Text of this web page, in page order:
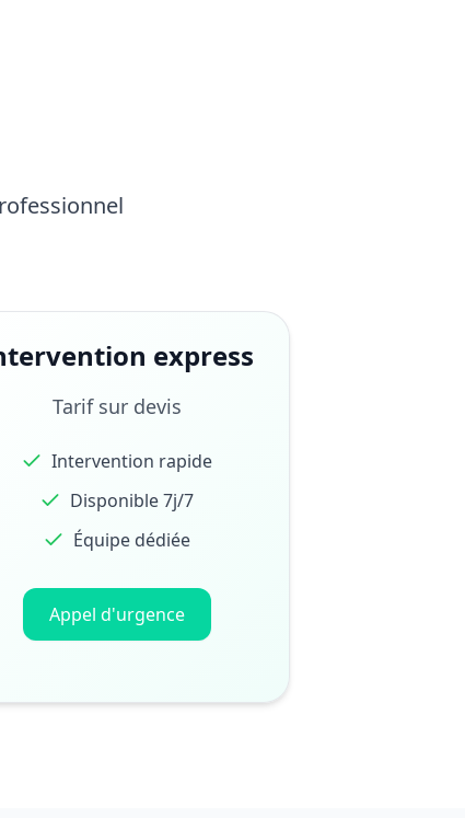
express
Tarif sur devis
Intervention rapide
Disponible 7j/7
Équipe dédiée
Appel d'urgence